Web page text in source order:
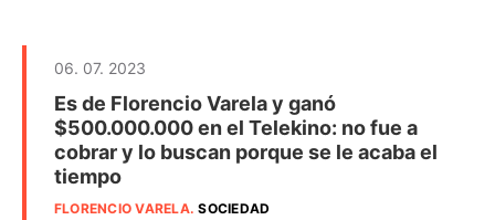
06. 07. 2023
Es de Florencio Varela y ganó
$500.000.000 en el Telekino: no fue a
cobrar y lo buscan porque se le acaba el
tiempo
FLORENCIO VARELA.SOCIEDAD